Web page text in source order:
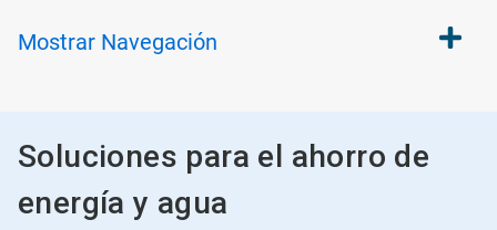
Mostrar Navegación
Soluciones para el ahorro de
energía y agua